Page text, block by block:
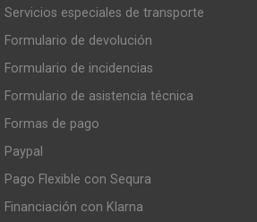
Servicios especiales de transporte
Formulario de devolución
Formulario de incidencias
Formulario de asistencia técnica
Formas de pago
Paypal
Pago Flexible con Sequra
Financiación con Klarna